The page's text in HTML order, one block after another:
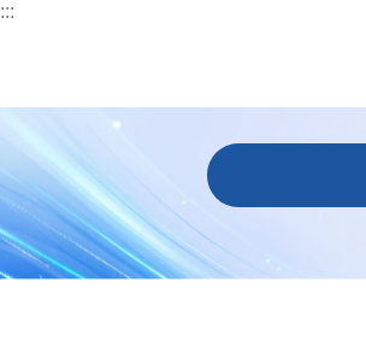
跳到主要內容區塊
:::